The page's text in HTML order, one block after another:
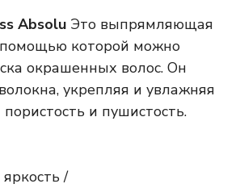
Absolu Это выпрямляющая
помощью которой можно
окрашенных волос. Он
укрепляя и увлажняя
и пушистость.
/